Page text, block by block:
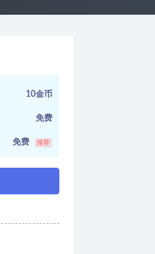
10金币
免费
免费 推荐